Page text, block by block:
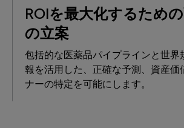
ROIを最大化するため
の立案
包括的な医薬品パイプラインと世界
報を活用した、正確な予測、資産価
ナーの特定を可能にします。